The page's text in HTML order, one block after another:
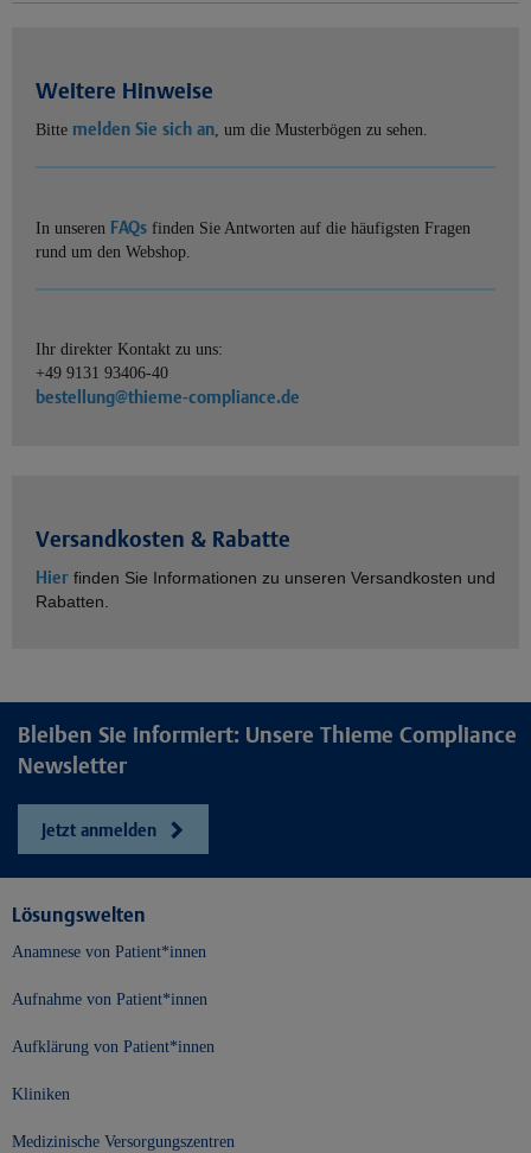
Weitere Hinweise
Bitte melden Sie sich an, um die Musterbögen zu sehen.
In unseren FAQs finden Sie Antworten auf die häufigsten Fragen
rund um den Webshop.
Ihr direkter Kontakt zu uns:
+49 9131 93406-40
bestellung@thieme-compliance.de
Versandkosten & Rabatte
Hier finden Sie Informationen zu unseren Versandkosten und
Rabatten.
Bleiben Sie informiert: Unsere Thieme Compliance
Newsletter
Jetzt anmelden
Lösungswelten
Anamnese von Patient*innen
Aufnahme von Patient*innen
Aufklärung von Patient*innen
Kliniken
Medizinische Versorgungszentren